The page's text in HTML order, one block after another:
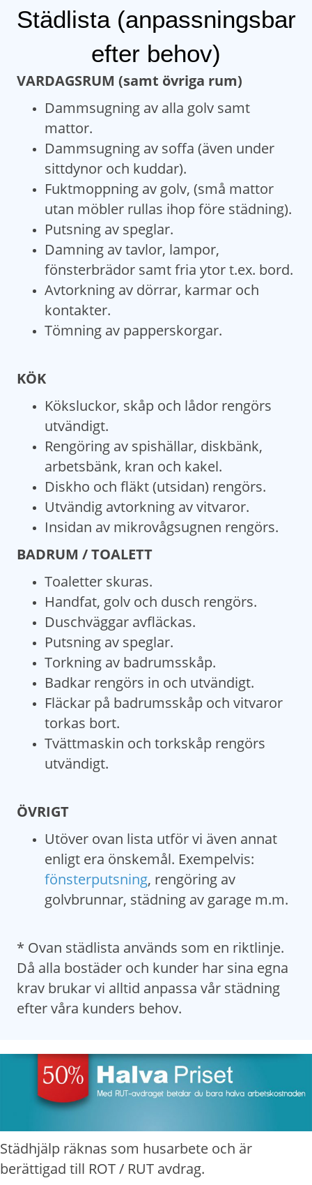
Städlista (anpassningsbar
efter behov)
VARDAGSRUM (samt övriga rum)
Dammsugning av alla golv samt
mattor.
Dammsugning av soffa (även under
sittdynor och kuddar).
Fuktmoppning av golv, (små mattor
utan möbler rullas ihop före städning).
Putsning av speglar.
Damning av tavlor, lampor,
fönsterbrädor samt fria ytor t.ex. bord.
Avtorkning av dörrar, karmar och
kontakter.
Tömning av papperskorgar.
KÖK
Köksluckor, skåp och lådor rengörs
utvändigt.
Rengöring av spishällar, diskbänk,
arbetsbänk, kran och kakel.
Diskho och fläkt (utsidan) rengörs.
Utvändig avtorkning av vitvaror.
Insidan av mikrovågsugnen rengörs.
BADRUM / TOALETT
Toaletter skuras.
Handfat, golv och dusch rengörs.
Duschväggar avfläckas.
Putsning av speglar.
Torkning av badrumsskåp.
Badkar rengörs in och utvändigt.
Fläckar på badrumsskåp och vitvaror
torkas bort.
Tvättmaskin och torkskåp rengörs
utvändigt.
ÖVRIGT
Utöver ovan lista utför vi även annat
enligt era önskemål. Exempelvis:
fönsterputsning, rengöring av
golvbrunnar, städning av garage m.m.
* Ovan städlista används som en riktlinje.
Då alla bostäder och kunder har sina egna
krav brukar vi alltid anpassa vår städning
efter våra kunders behov.
Städhjälp räknas som husarbete och är
berättigad till ROT / RUT avdrag.